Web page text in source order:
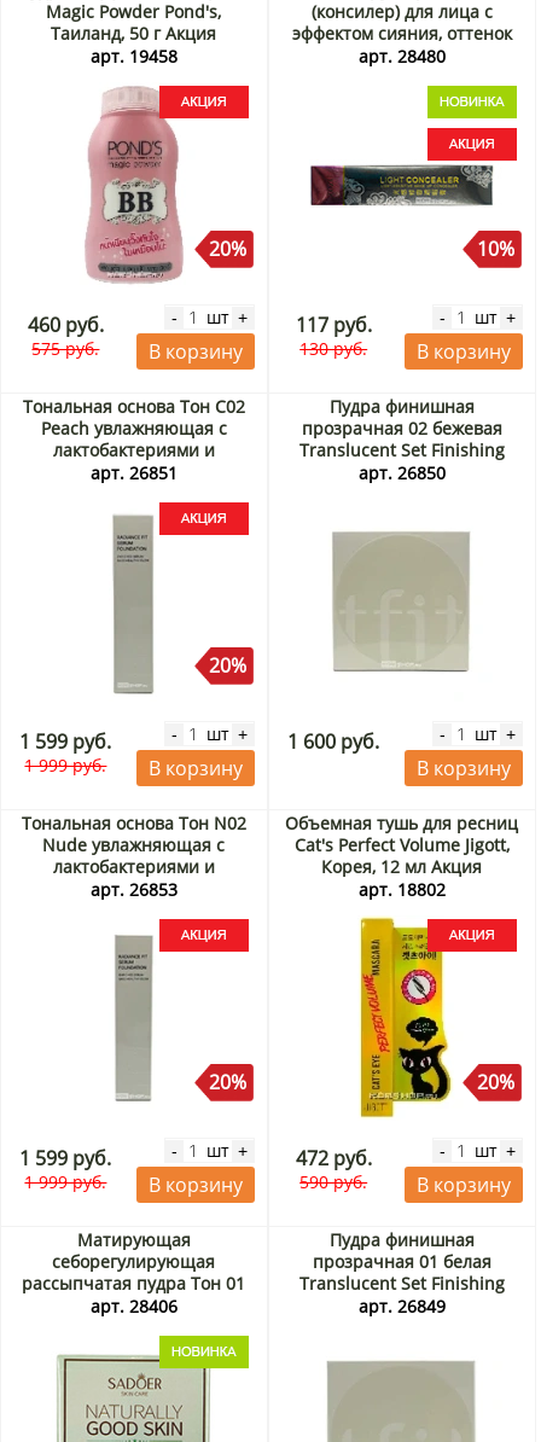
Magic Powder Pond's,
Таиланд, 50 г Акция
арт. 19458
20%
460 руб.
575 руб.
- шт +
В корзину
(консилер) для лица с
эффектом сияния, оттенок
«слоновая кость» (Light
Китай, 30 г Акция
арт. 28480
10%
117 руб.
130 руб.
- шт +
В корзину
Тональная основа Тон С02
Peach увлажняющая с
лактобактериями и
экстрактом центеллы
Foundation Tfit, Корея, 30 г
Акция
арт. 26851
20%
1 599 руб.
1 999 руб.
- шт +
В корзину
Пудра финишная
прозрачная 02 бежевая
Translucent Set Finishing
Powder 02 Beige Tfit, Корея,
арт. 26850
1 600 руб. - шт +
В корзину
Тональная основа Тон N02
Nude увлажняющая с
лактобактериями и
экстрактом центеллы
Foundation Tfit, Корея, 30 г
Акция
арт. 26853
20%
1 599 руб.
1 999 руб.
- шт +
В корзину
Объемная тушь для ресниц
Cat's Perfect Volume Jigott,
Корея, 12 мл Акция
арт. 18802
20%
472 руб.
590 руб.
- шт +
В корзину
Матирующая
себорегулирующая
рассыпчатая пудра Тон 01
«Зеленый молочный
Sadoer, Китай, 5 г
арт. 28406
Пудра финишная
прозрачная 01 белая
Translucent Set Finishing
Powder 01 White Tfit, Корея,
арт. 26849